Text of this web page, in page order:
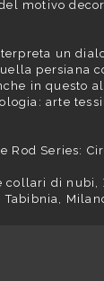
motivo
un
persiana
in questo
arte
Rod Series:
collari di nubi,
Tabibnia,